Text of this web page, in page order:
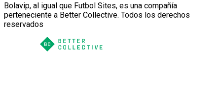
Bolavip, al igual que Futbol Sites, es una compañía
perteneciente a Better Collective. Todos los derechos
reservados